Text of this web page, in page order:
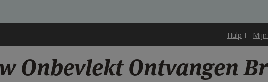
Hulp
Onbevlekt Ontvangen